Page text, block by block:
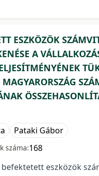
ESZKÖZÖK
A
Pataki Gábor
száma:168
eszközök